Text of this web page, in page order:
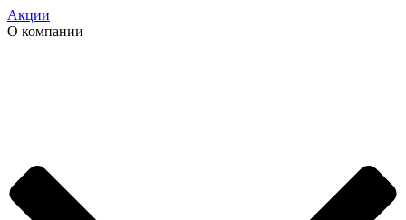
Акции
О компании